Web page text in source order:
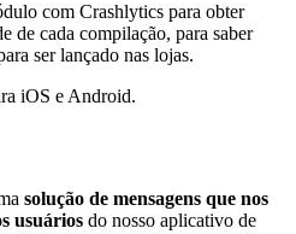
com Crashlytics para obter
de cada compilação, para saber
ser lançado nas lojas.
iOS e Android.
solução de mensagens que nos
usuários do nosso aplicativo de